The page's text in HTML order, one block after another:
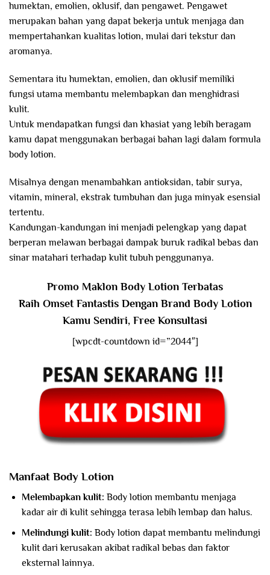
humektan, emolien, oklusif, dan pengawet. Pengawet
merupakan bahan yang dapat bekerja untuk menjaga dan
mempertahankan kualitas lotion, mulai dari tekstur dan
aromanya.
Sementara itu humektan, emolien, dan oklusif memiliki
fungsi utama membantu melembapkan dan menghidrasi
kulit.
Untuk mendapatkan fungsi dan khasiat yang lebih beragam
kamu dapat menggunakan berbagai bahan lagi dalam formula
body lotion.
Misalnya dengan menambahkan antioksidan, tabir surya,
vitamin, mineral, ekstrak tumbuhan dan juga minyak esensial
tertentu.
Kandungan-kandungan ini menjadi pelengkap yang dapat
berperan melawan berbagai dampak buruk radikal bebas dan
sinar matahari terhadap kulit tubuh penggunanya.
Promo Maklon Body Lotion Terbatas
Raih Omset Fantastis Dengan Brand Body Lotion
Kamu Sendiri, Free Konsultasi
[wpcdt-countdown id=”2044″]
Manfaat Body Lotion
Melembapkan kulit: Body lotion membantu menjaga
kadar air di kulit sehingga terasa lebih lembap dan halus.
Melindungi kulit: Body lotion dapat membantu melindungi
kulit dari kerusakan akibat radikal bebas dan faktor
eksternal lainnya.